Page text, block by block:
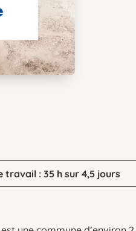
travail : 35 h sur 4,5 jours